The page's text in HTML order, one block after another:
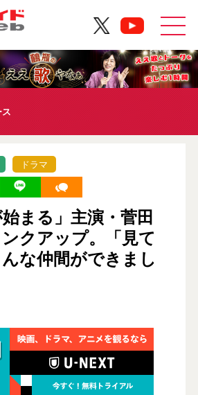
ス
ドラマ
始まる」主演・菅田
クアップ。「見て
な仲間ができまし